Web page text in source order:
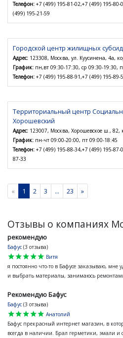
Телефон: +7 (499) 195-81-02,+7 (499) 195-
(499) 195-21-59
Городской центр жилищных
Адрес: 123308, Москва, ул. Куусинена, 4а,
График: пн,вт 09:30-17:30, ср 09:30-19:30,
Телефон: +7 (499) 195-88-91,+7 (499) 195-89-
Территориальный центр
Хорошевский
Адрес: 123007, Москва, Хорошевское ш., 82,
График: пн-чт 09:00-20:00, пт 09:00-18:45
Телефон: +7 (499) 195-88-34,+7 (499) 195-
87-33
« 1 2 3 ... 23 »
Отзывы о компаниях
рекомендую
Бафус (3 отзыва)
star
star
star
star
star
Витя
я постоянно что-то в Бафусе заказываю, мне
и выбрать материалы, занимаюсь
Рекомендую Бафус
Бафус (3 отзыва)
star
star
star
star
star
Анатолий
Бафус прекрасный интернет магазин, в
всегда в наличии. Брал герметики, эмали и